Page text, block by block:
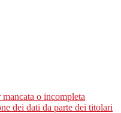
mancata o incompleta
dei dati da parte dei titolari